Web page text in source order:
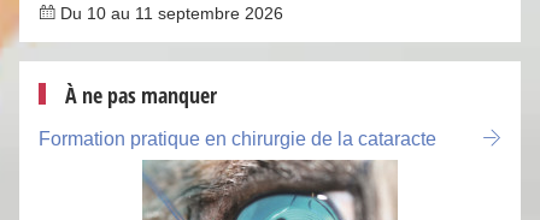
Du 10 au 11 septembre 2026
À ne pas manquer
Formation pratique en chirurgie de la cataracte